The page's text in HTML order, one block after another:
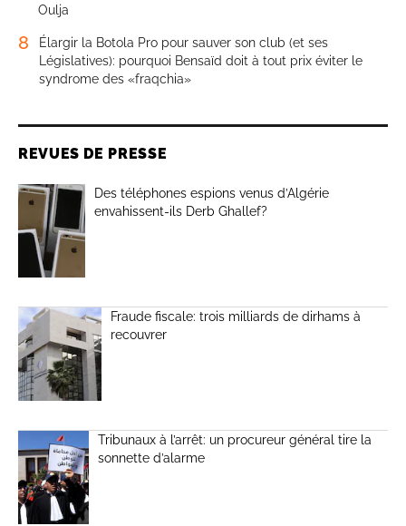
Oulja
8
Élargir la Botola Pro pour sauver son club (et ses
Législatives): pourquoi Bensaïd doit à tout prix éviter le
syndrome des «fraqchia»
REVUES DE PRESSE
Des téléphones espions venus d’Algérie
envahissent-ils Derb Ghallef?
Fraude fiscale: trois milliards de dirhams à
recouvrer
Tribunaux à l’arrêt: un procureur général tire la
sonnette d’alarme